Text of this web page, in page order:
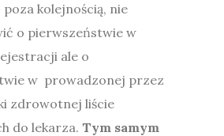
kolejnością, nie
o pierwszeństwie w
ale o
w prowadzonej przez
zdrowotnej liście
do lekarza. Tym samym